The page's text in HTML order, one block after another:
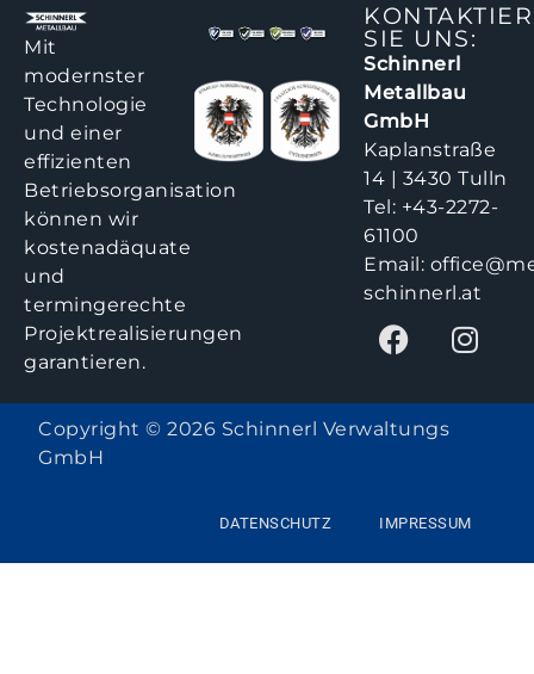
Mit
modernster
Technologie
und einer
effizienten
Betriebsorganisation
können wir
kostenadäquate
und
termingerechte
Projektrealisierungen
garantieren.
SIE UNS:
Schinnerl
Metallbau
GmbH
Kaplanstraße
14 | 3430 Tulln
Tel: +43-2272-
61100
Email:
schinnerl.at
Copyright © 2026 Schinnerl Verwaltungs
GmbH
DATENSCHUTZ IMPRESSUM